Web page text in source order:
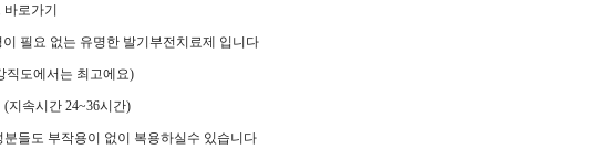
로가기
필요 없는 유명한 발기부전치료제 입니다
직도에서는 최고에요)
지속시간 24~36시간)
들도 부작용이 없이 복용하실수 있습니다